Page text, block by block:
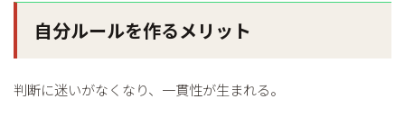
自分ルールを作るメリット
判断に迷いがなくなり、一貫性が生まれる。